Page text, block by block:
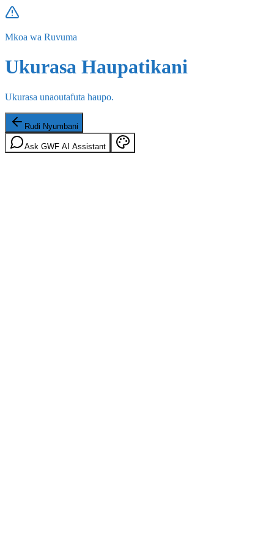
Mkoa wa Ruvuma
Ukurasa Haupatikani
Ukurasa unaoutafuta haupo.
Rudi Nyumbani
Ask GWF AI Assistant